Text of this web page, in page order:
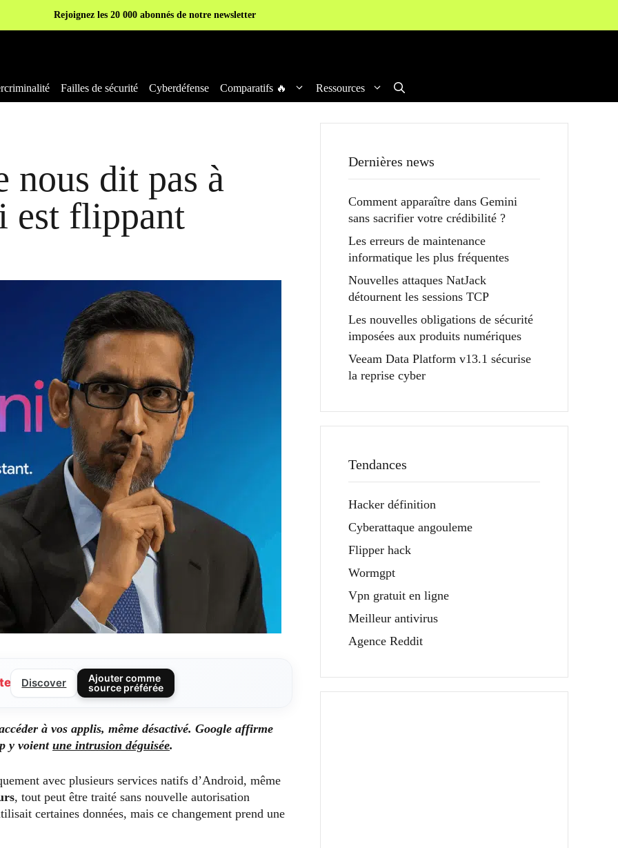
Rejoignez les 20 000 abonnés de notre newsletter
Failles de sécurité Cyberdéfense Comparatifs 🔥 Ressources
nous dit pas à
est flippant
Discover
Ajouter comme
source préférée
à vos applis, même désactivé. Google affirme
y voientune intrusion déguisée.
avec plusieurs services natifs d’Android, même
, tout peut être traité sans nouvelle autorisation
certaines données, mais ce changement prend une
Dernières news
Comment apparaître dans Gemini
sans sacrifier votre crédibilité ?
Les erreurs de maintenance
informatique les plus fréquentes
Nouvelles attaques NatJack
détournent les sessions TCP
Les nouvelles obligations de sécurité
imposées aux produits numériques
Veeam Data Platform v13.1 sécurise
la reprise cyber
Tendances
Hacker définition
Cyberattaque angouleme
Flipper hack
Wormgpt
Vpn gratuit en ligne
Meilleur antivirus
Agence Reddit